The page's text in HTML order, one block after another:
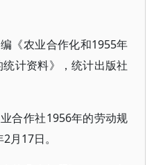
《农业合作化和1955年
计资料》，统计出版社
合作社1956年的劳动规
月17日。